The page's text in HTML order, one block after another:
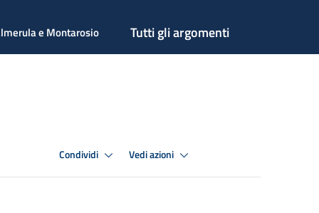
e Montarosio Tutti gli argomenti
Condividi Vedi azioni